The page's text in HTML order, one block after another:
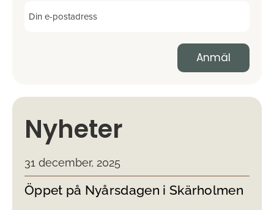
Nyheter
31 december, 2025
Öppet på Nyårsdagen i Skärholmen